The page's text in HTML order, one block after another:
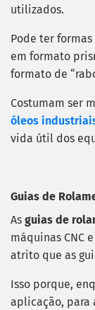
utilizados.
Pode ter
em formato
formato de
Costumam ser
óleos
vida útil dos
Guias de
As guias de
máquinas CNC
atrito que as
Isso porque,
aplicação, para